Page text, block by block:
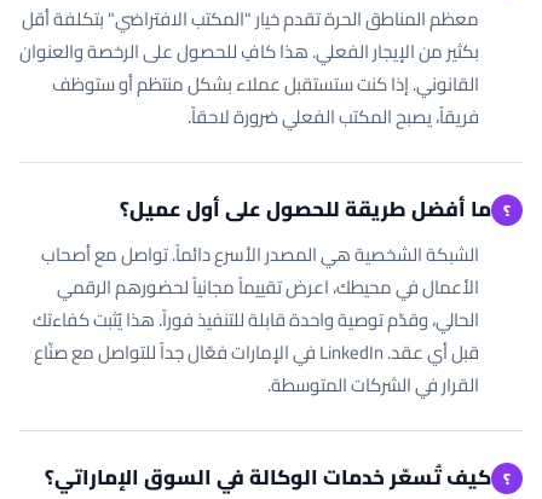
معظم المناطق الحرة تقدم خيار "المكتب الافتراضي" بتكلفة أقل
بكثير من الإيجار الفعلي. هذا كافٍ للحصول على الرخصة والعنوان
القانوني. إذا كنت ستستقبل عملاء بشكل منتظم أو ستوظف
فريقاً، يصبح المكتب الفعلي ضرورة لاحقاً.
؟ ما أفضل طريقة للحصول على أول عميل؟
الشبكة الشخصية هي المصدر الأسرع دائماً. تواصل مع أصحاب
الأعمال في محيطك، اعرض تقييماً مجانياً لحضورهم الرقمي
الحالي، وقدّم توصية واحدة قابلة للتنفيذ فوراً. هذا يُثبت كفاءتك
قبل أي عقد. LinkedIn في الإمارات فعّال جداً للتواصل مع صنّاع
القرار في الشركات المتوسطة.
؟ كيف تُسعّر خدمات الوكالة في السوق الإماراتي؟